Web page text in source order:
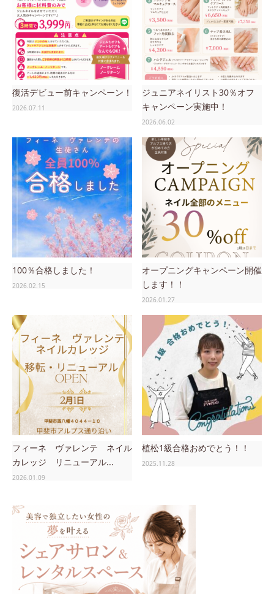
復活デビュー前キャンペーン！
2026.07.11
ジュニアネイリスト30％オフ
キャンペーン実施中！
2026.06.02
100％合格しました！
2026.02.15
オープニングキャンペーン開催
します！！
2026.01.27
フィーネ ヴァレンテ ネイル
カレッジ リニューアル...
2026.01.09
植松1級合格おめでとう！！
2025.11.28